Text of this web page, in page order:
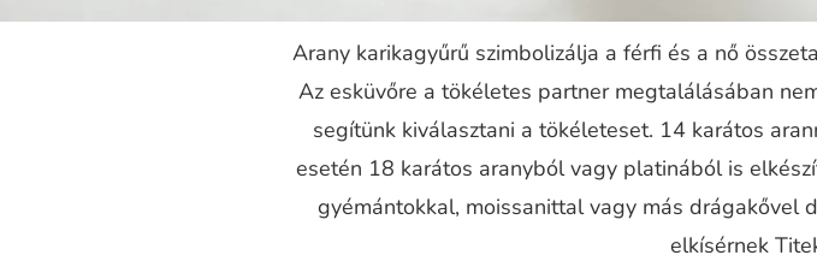
Arany karikagyűrű szimbolizálja a férfi és a nő
Az esküvőre a tökéletes partner megtalálásában
segítünk kiválasztani a tökéleteset. 14 karátos
esetén 18 karátos aranyból vagy platinából is
gyémántokkal, moissanittal vagy más drágakővel
elkísérnek